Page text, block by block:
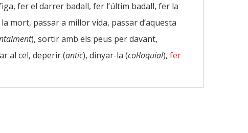
fer el darrer badall, fer l’últim badall, fer la
mort, passar a millor vida, passar d’aquesta
), sortir amb els peus per davant,
al cel, deperir (antic), dinyar-la (col·loquial), fer